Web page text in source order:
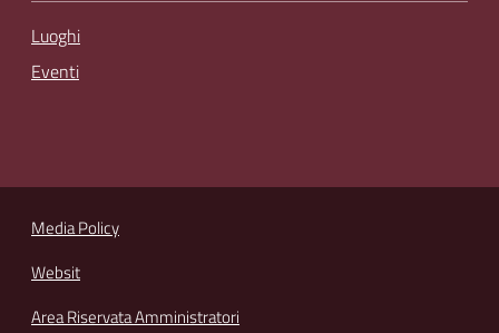
Luoghi
Eventi
Media Policy
Websit
Area Riservata Amministratori